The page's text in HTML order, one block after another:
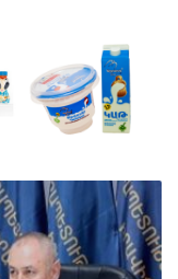
ասաց